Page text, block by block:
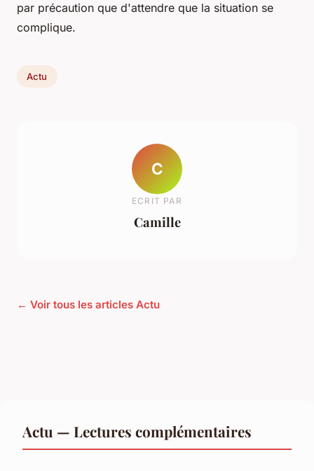
par précaution que d'attendre que la situation se
complique.
Actu
C
ECRIT PAR
Camille
← Voir tous les articles Actu
Actu — Lectures complémentaires